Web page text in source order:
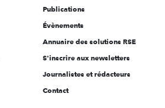
Publications
Évènements
Annuaire des solutions RSE
S'inscrire aux newsletters
Journalistes et rédacteurs
Contact